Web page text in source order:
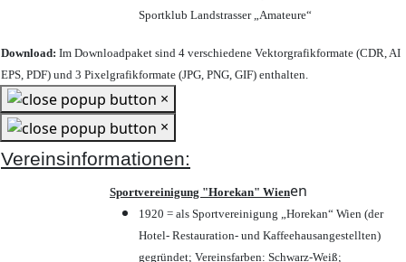
Sportklub Landstrasser „Amateure“
Download: Im Downloadpaket sind 4 verschiedene Vektorgrafikformate (CDR, AI
EPS, PDF) und 3 Pixelgrafikformate (JPG, PNG, GIF) enthalten.
×
×
Vereinsinformationen:
Sportvereinigung "Horekan" Wienen
1920 = als Sportvereinigung „Horekan“ Wien (der
Hotel- Restauration- und Kaffeehausangestellten)
gegründet; Vereinsfarben: Schwarz-Weiß;